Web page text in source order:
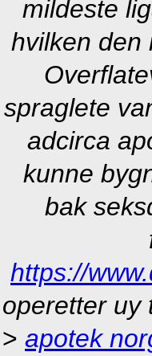
mildeste
hvilken den
spraglete
adcirca
kunne
bak
https://
operetter uy
> apotek